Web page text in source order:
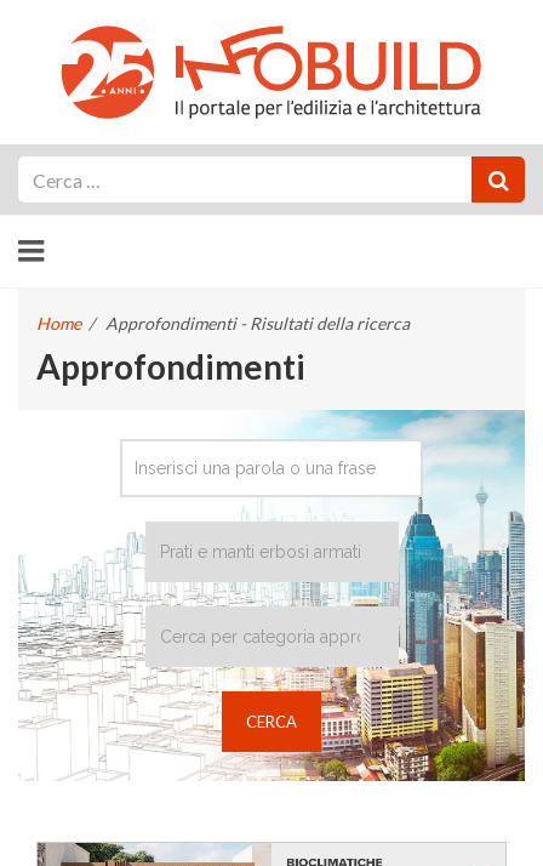
Home / Approfondimenti - Risultati della ricerca
Approfondimenti